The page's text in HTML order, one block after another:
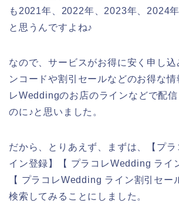
も2021年、2022年、2023年、2024
と思うんですよね♪
なので、サービスがお得に安く申し込
ンコードや割引セールなどのお得な情
レWeddingのお店のラインなどで配
のに♪と思いました。
だから、とりあえず、まずは、【プ
イン登録】【 プラコレWedding ライ
【 プラコレWedding ライン割引セー
検索してみることにしました。